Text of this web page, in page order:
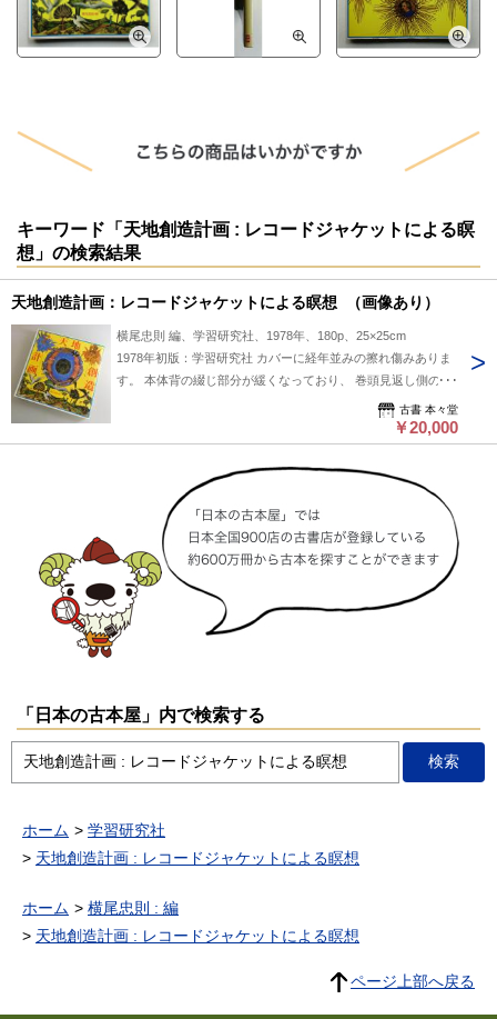
キーワード「天地創造計画 : レコードジャケットによる瞑
想」の検索結果
天地創造計画：レコードジャケットによる瞑想 （画像あり）
横尾忠則 編、学習研究社、1978年、180p、25×25cm
1978年初版：学習研究社 カバーに経年並みの擦れ傷みありま
す。 本体背の綴じ部分が緩くなっており、 巻頭見返し側の折
部分が 外れておりますので、 ご了承ください。 補修は可能だ
と思いますが、 現状で出品します。 （添付写真5枚をご覧下
さい） 発送方法：レターパックプラス 下記の送料表、 または
価格表記の隣にある送料欄をご参照ください。 在庫検索用ワ
ード：本々堂芸術関係
古書 本々堂
￥20,000
「日本の古本屋」内で検索する
ホーム
学習研究社
天地創造計画 : レコードジャケットによる瞑想
ホーム
横尾忠則 : 編
天地創造計画 : レコードジャケットによる瞑想
ページ上部へ戻る